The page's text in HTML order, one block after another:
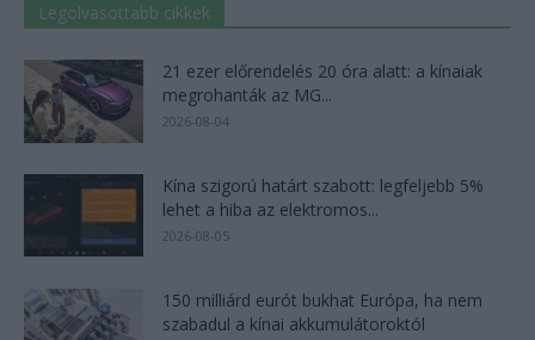
Legolvasottabb cikkek
21 ezer előrendelés 20 óra alatt: a kínaiak
megrohanták az MG...
2026-08-04
Kína szigorú határt szabott: legfeljebb 5%
lehet a hiba az elektromos...
2026-08-05
150 milliárd eurót bukhat Európa, ha nem
szabadul a kínai akkumulátoroktól